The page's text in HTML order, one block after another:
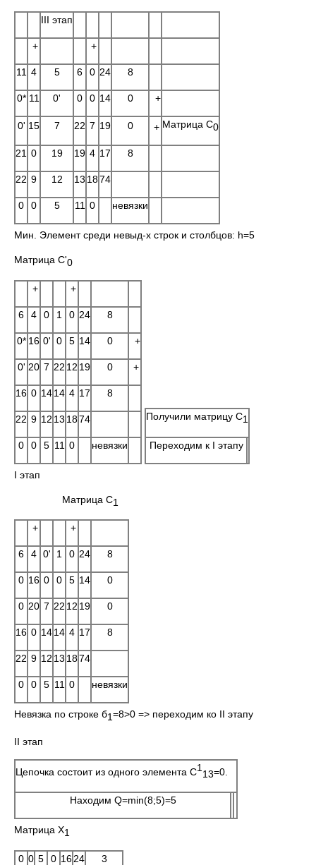
III этап
+ +
11 4 5 6 0 24 8
0* 11 0' 0 0 14 0 +
0' 15 7 22 7 19 0 + Матрица C0
21 0 19 19 4 17 8
22 9 12 13 1874
0 0 5 11 0 невязки
Мин. Элемент среди невыд-х cтрок и столбцов: h=5
Матрица C'0
+ +
6 4 0 1 0 24 8
0* 16 0' 0 5 14 0 +
0' 20 7 22 12 19 0 +
16 0 1414 4 17 8
22 9 12 13 1874
0 0 5 11 0 невязки
Получили матрицу C1
Переходим к I этапу
I этап
Матрица C1
+ +
6 4 0' 1 0 24 8
0 16 0 0 5 14 0
0 20 7 22 12 19 0
16 0 1414 4 17 8
22 9 12 13 1874
0 0 5 11 0 невязки
Невязка по строке б1=8>0 => переходим ко II этапу
II этап
Цепочка состоит из одного элемента C1
13=0.
Находим Q=min(8;5)=5
Матрица X1
0 0 5 0 1624 3